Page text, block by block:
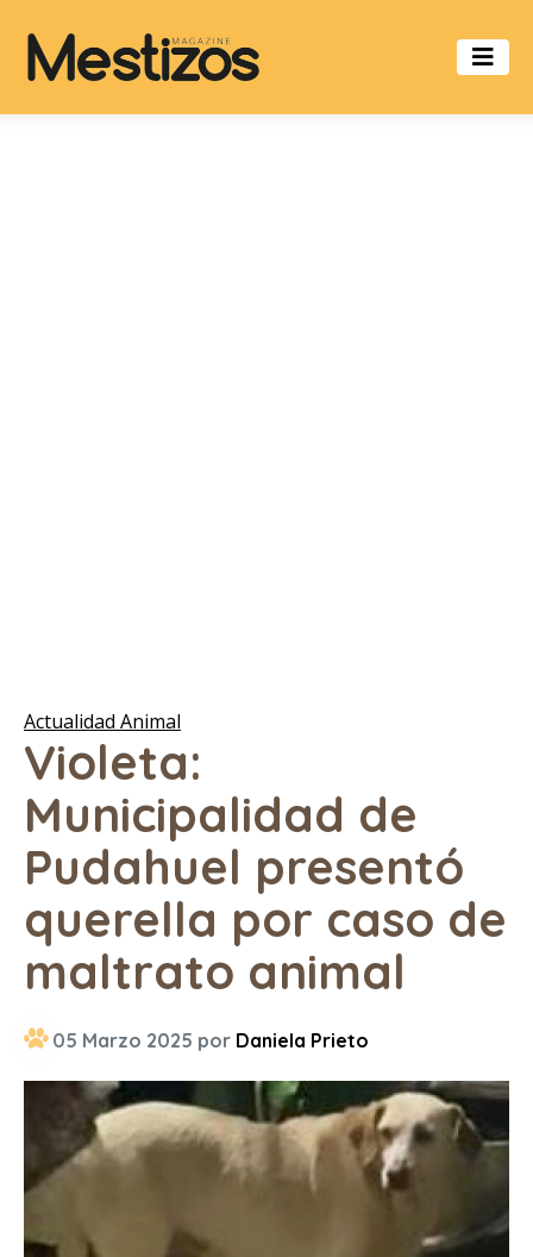
Actualidad Animal
Violeta:
Municipalidad de
Pudahuel presentó
querella por caso de
maltrato animal
05 Marzo 2025 por Daniela Prieto